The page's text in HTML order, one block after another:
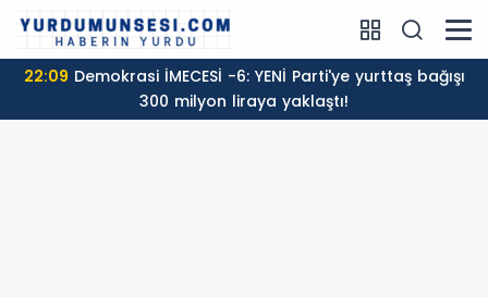
22:09
300 milyon liraya yaklaştı!